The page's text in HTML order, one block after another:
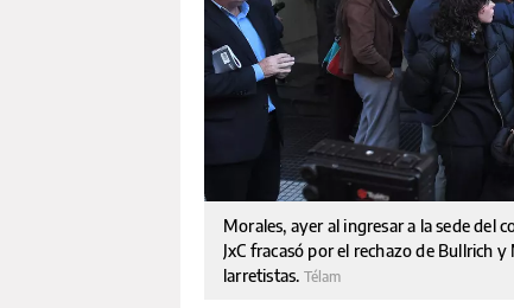
Morales, ayer al ingresar a la sede del
JxC fracasó por el rechazo de Bullrich
larretistas. Télam